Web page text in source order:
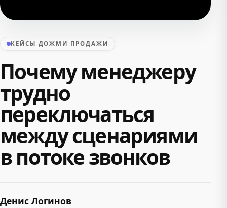
КЕЙСЫ ДОЖМИ ПРОДАЖИ
Почему менеджеру
трудно
переключаться
между сценариями
в потоке звонков
Денис Логинов